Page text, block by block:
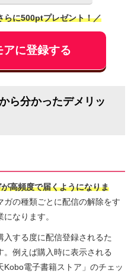
らに500ptプレゼント！／
アに登録する
ら分かったデメリッ
高頻度で届くようになりま
ガの種類ごとに配信の解除をす
なります。
入する度に配信登録されるた
例えば購入時に表示される
Kobo電子書籍ストア」のチェッ